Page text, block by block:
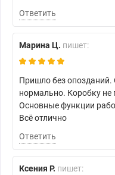
Ответить
Марина Ц. пишет:
Пришло без опозданий.
нормально. Коробку
Основные функции
Всё отлично
Ответить
Ксения Р. пишет: